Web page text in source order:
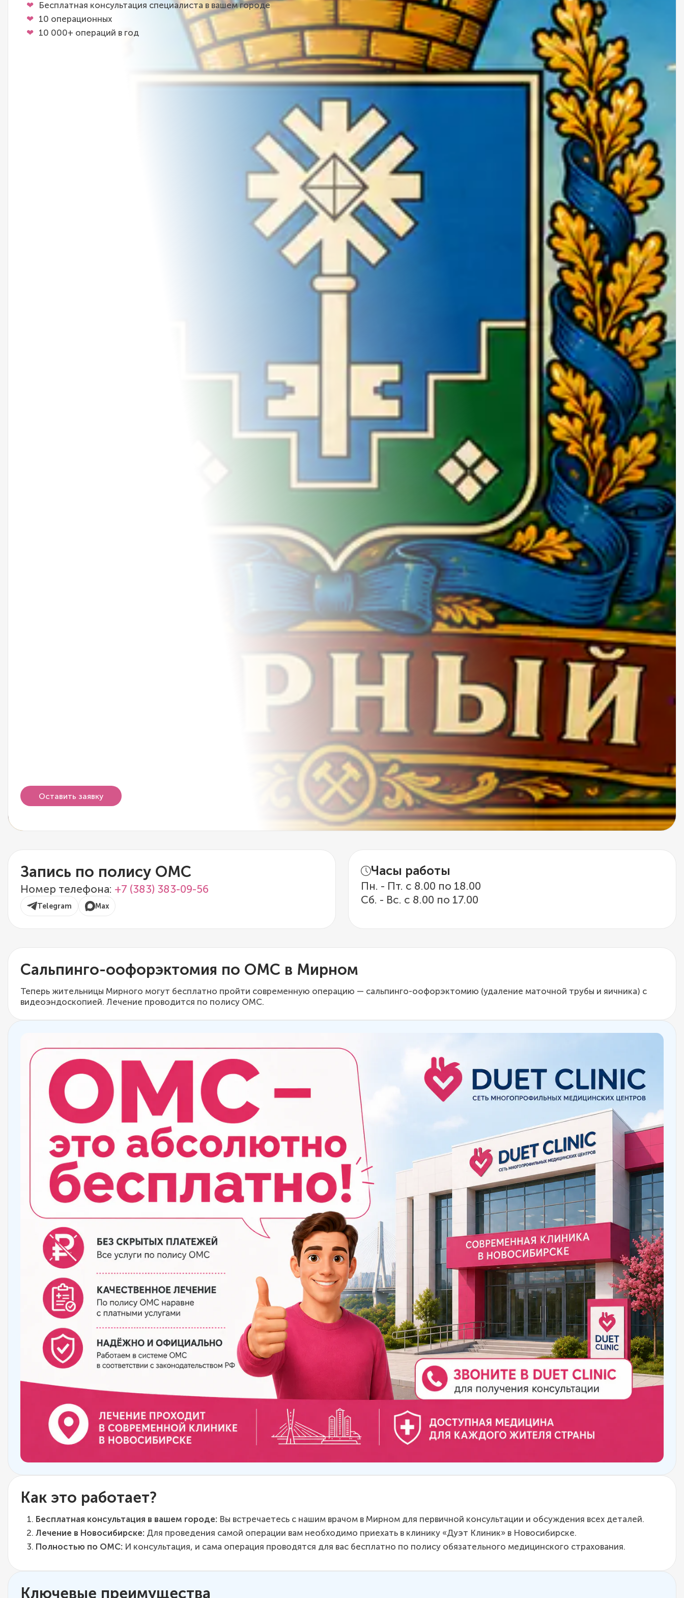
Бесплатная консультация специалиста в вашем городе
10 операционных
10 000+ операций в год
Оставить заявку
Запись по полису ОМС
Номер телефона: +7 (383) 383-09-56
Telegram Max
Часы работы
Пн. - Пт. с 8.00 по 18.00
Сб. - Вс. с 8.00 по 17.00
Сальпинго-оофорэктомия по ОМС в Мирном
Теперь жительницы Мирного могут бесплатно пройти современную операцию — сальпинго-оофорэктомию (удаление маточной трубы и яичника) с
видеоэндоскопией. Лечение проводится по полису ОМС.
Как это работает?
Бесплатная консультация в вашем городе: Вы встречаетесь с нашим врачом в Мирном для первичной консультации и обсуждения всех деталей.
Лечение в Новосибирске: Для проведения самой операции вам необходимо приехать в клинику «Дуэт Клиник» в Новосибирске.
Полностью по ОМС: И консультация, и сама операция проводятся для вас бесплатно по полису обязательного медицинского страхования.
Ключевые преимущества